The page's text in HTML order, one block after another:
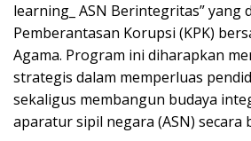
learning_ ASN Berintegritas” yang
Pemberantasan Korupsi (KPK)
Agama. Program ini diharapkan
strategis dalam memperluas
sekaligus membangun budaya
aparatur sipil negara (ASN) secara